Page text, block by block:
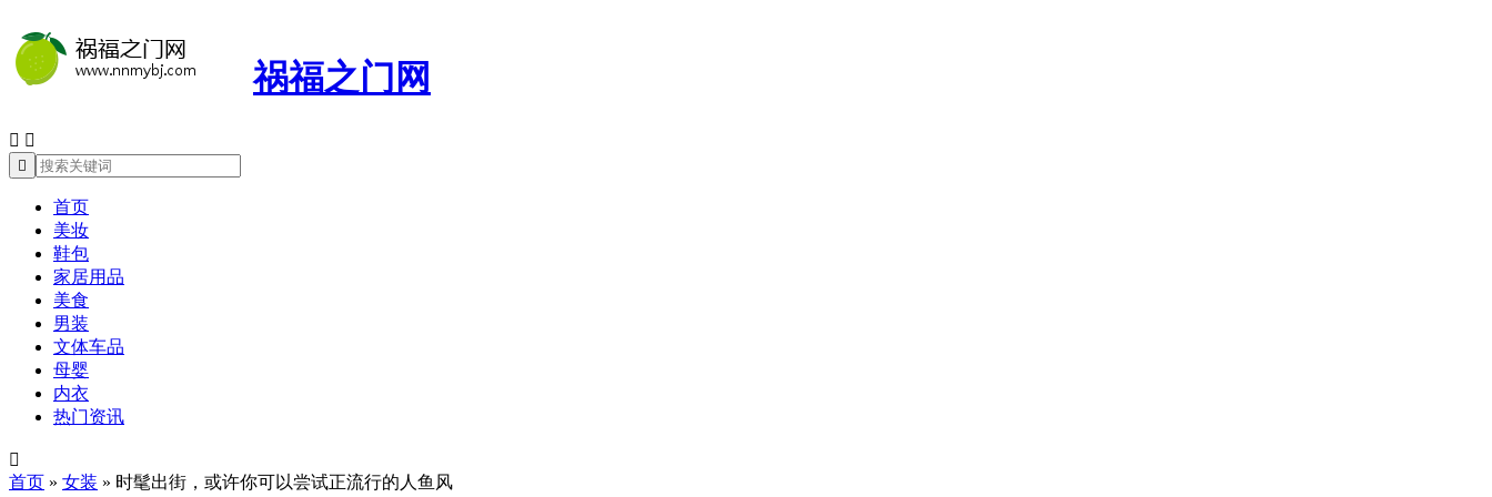
祸福之门网
 

首页
美妆
鞋包
家居用品
美食
男装
文体车品
母婴
内衣
热门资讯

首页 » 女装 » 时髦出街，或许你可以尝试正流行的人鱼风